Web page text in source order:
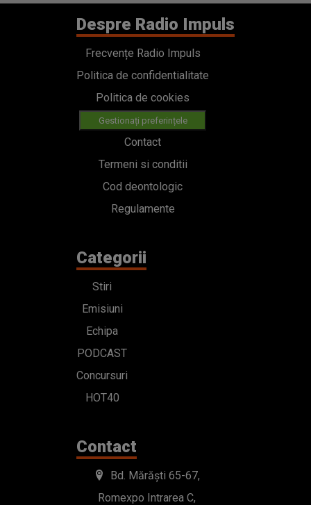
Despre Radio Impuls
Frecvențe Radio Impuls
Politica de confidentialitate
Politica de cookies
Gestionați preferințele
Contact
Termeni si conditii
Cod deontologic
Regulamente
Categorii
Stiri
Emisiuni
Echipa
PODCAST
Concursuri
HOT40
Contact
Bd. Mărăști 65-67,
Romexpo Intrarea C,